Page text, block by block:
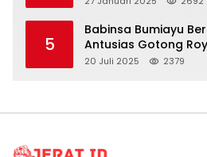
5
Babinsa Bumiayu
Antusias Gotong
Dusun Banaran
20 Juli 2025 2379